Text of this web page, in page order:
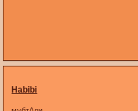
Habibi